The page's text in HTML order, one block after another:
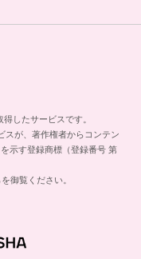
したサービスです。
スが、著作権者からコンテン
示す登録商標（登録番号 第
御覧ください。